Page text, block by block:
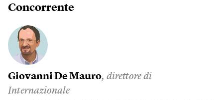
Concorrente
Giovanni De Mauro, direttore di
Internazionale